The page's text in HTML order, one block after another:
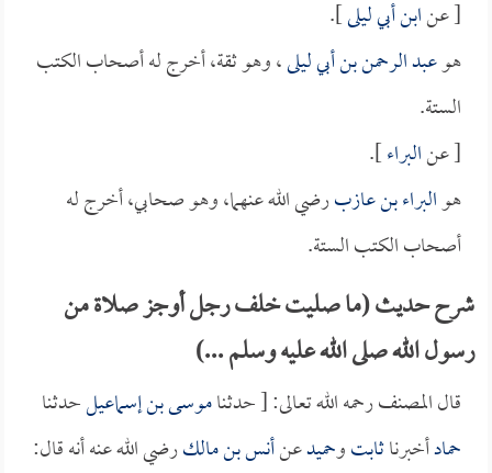
[ عنابن أبي ليلى].
هوعبد الرحمن بن أبي ليلى، وهو ثقة، أخرج له أصحاب الكتب
الستة.
[ عنالبراء].
هوالبراء بن عازبرضي الله عنهما، وهو صحابي، أخرج له
أصحاب الكتب الستة.
شرح حديث (ما صليت خلف رجل أوجز صلاة من
رسول الله صلى الله عليه وسلم ...)
قال المصنف رحمه الله تعالى: [ حدثناموسى بن إسماعيلحدثنا
حمادأخبرناثابتوحميدعنأنس بن مالكرضي الله عنه أنه قال: